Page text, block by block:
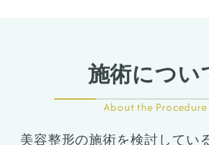
施術につい
About the Procedure
美容整形の施術を検討してい